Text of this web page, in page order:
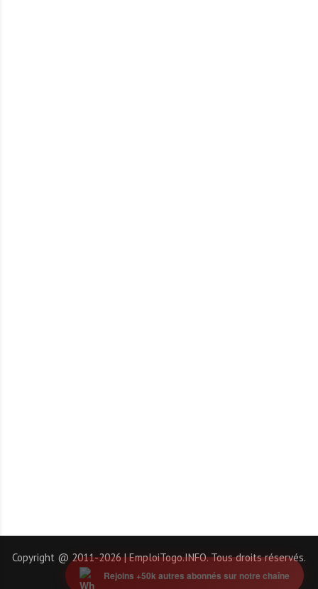
Copyright @ 2011-2026 | EmploiTogo.INFO. Tous droits réservés.
Rejoins +50k autres abonnés sur notre chaîne